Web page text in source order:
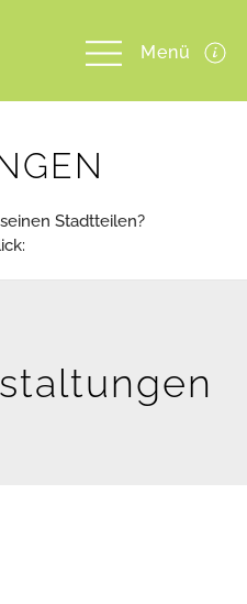
Menü
Stadtteilen?